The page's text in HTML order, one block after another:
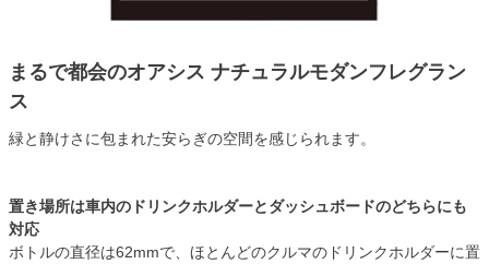
まるで都会のオアシス ナチュラルモダンフレグラン
ス
緑と静けさに包まれた安らぎの空間を感じられます。
置き場所は車内のドリンクホルダーとダッシュボードのどちらにも
対応
ボトルの直径は62mmで、ほとんどのクルマのドリンクホルダーに置